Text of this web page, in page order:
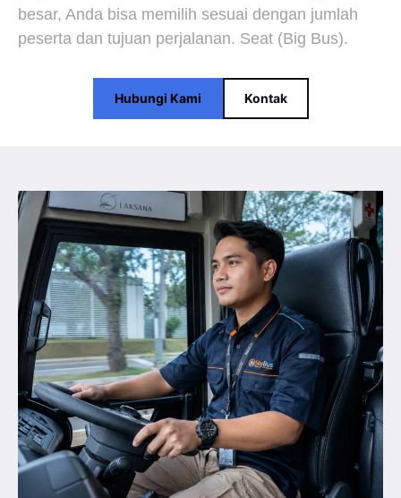
besar, Anda bisa memilih sesuai dengan jumlah
peserta dan tujuan perjalanan. Seat (Big Bus).
Hubungi Kami Kontak